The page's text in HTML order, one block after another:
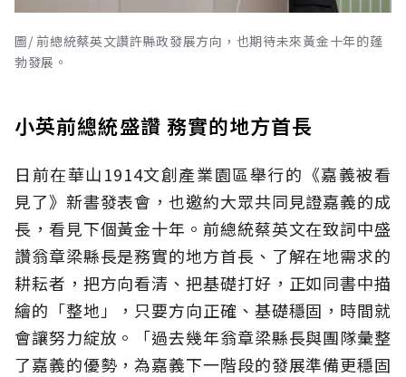
圖/ 前總統蔡英文讚許縣政發展方向，也期待未來黃金十年的蓬
勃發展。
小英前總統盛讚 務實的地方首長
日前在華山1914文創產業園區舉行的《嘉義被看
見了》新書發表會，也邀約大眾共同見證嘉義的成
長，看見下個黃金十年。前總統蔡英文在致詞中盛
讚翁章梁縣長是務實的地方首長、了解在地需求的
耕耘者，把方向看清、把基礎打好，正如同書中描
繪的「整地」，只要方向正確、基礎穩固，時間就
會讓努力綻放。「過去幾年翁章梁縣長與團隊彙整
了嘉義的優勢，為嘉義下一階段的發展準備更穩固